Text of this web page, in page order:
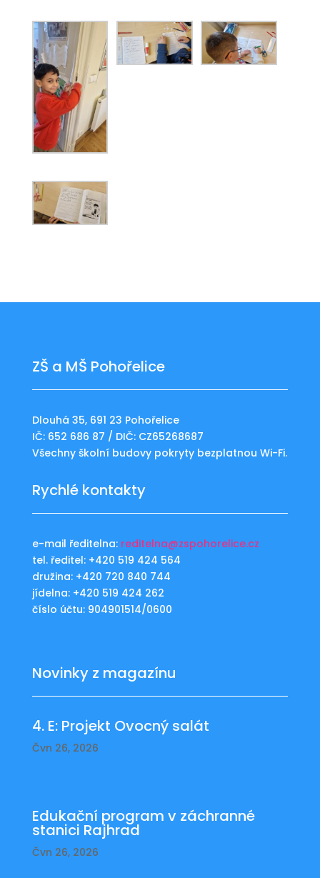
ZŠ a MŠ Pohořelice
Dlouhá 35, 691 23 Pohořelice
IČ: 652 686 87 / DIČ: CZ65268687
Všechny školní budovy pokryty bezplatnou Wi-Fi.
Rychlé kontakty
e-mail ředitelna: reditelna@zspohorelice.cz
tel. ředitel: +420 519 424 564
družina: +420 720 840 744
jídelna: +420 519 424 262
číslo účtu: 904901514/0600
Novinky z magazínu
4. E: Projekt Ovocný salát
Čvn 26, 2026
Edukační program v záchranné
stanici Rajhrad
Čvn 26, 2026